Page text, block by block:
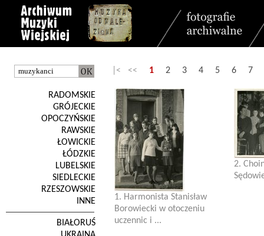
RADOMSKIE
GRÓJECKIE
OPOCZYŃSKIE
RAWSKIE
ŁOWICKIE
ŁÓDZKIE
LUBELSKIE
SIEDLECKIE
RZESZOWSKIE
INNE
BIAŁORUŚ
|< << 1 2 3 4 5 6 7
1. Harmonista Stanisław
Borowiecki w otoczeniu
uczennic i ...
2.